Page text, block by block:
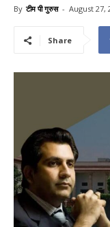
By टीम पी गुरुस - August 27,
Share